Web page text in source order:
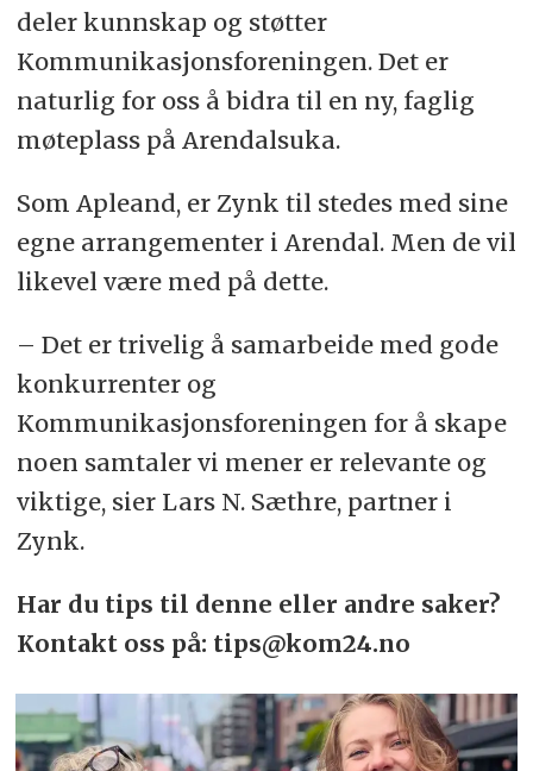
deler kunnskap og støtter
Kommunikasjonsforeningen. Det er
naturlig for oss å bidra til en ny, faglig
møteplass på Arendalsuka.
Som Apleand, er Zynk til stedes med sine
egne arrangementer i Arendal. Men de vil
likevel være med på dette.
– Det er trivelig å samarbeide med gode
konkurrenter og
Kommunikasjonsforeningen for å skape
noen samtaler vi mener er relevante og
viktige, sier Lars N. Sæthre, partner i
Zynk.
Har du tips til denne eller andre saker?
Kontakt oss på: tips@kom24.no